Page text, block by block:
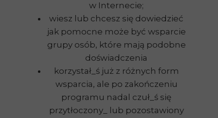
w Internecie;
wiesz lub chcesz się dowiedzieć
jak pomocne może być wsparcie
grupy osób, które mają podobne
doświadczenia
korzystał_ś już z różnych form
wsparcia, ale po zakończeniu
programu nadal czuł_ś się
przytłoczony_ lub pozostawiony